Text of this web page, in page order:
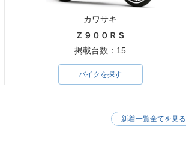
カワサキ
Ｚ９００ＲＳ
掲載台数：15
バイクを探す
新着一覧全てを見る